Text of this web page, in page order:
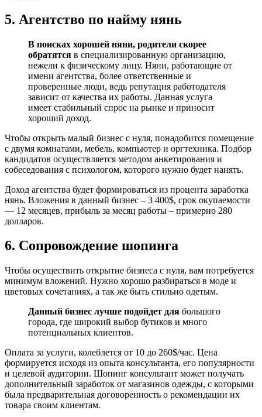
5. Агентство по найму нянь
В поисках хорошей няни, родители скорее
обратятся в специализированную организацию,
нежели к физическому лицу. Няни, работающие от
имени агентства, более ответственные и
проверенные люди, ведь репутация работодателя
зависит от качества их работы. Данная услуга
имеет стабильный спрос на рынке и приносит
хороший доход.
Чтобы открыть малый бизнес с нуля, понадобится помещение
с двумя комнатами, мебель, компьютер и оргтехника. Подбор
кандидатов осуществляется методом анкетирования и
собеседования с психологом, которого нужно будет нанять.
Доход агентства будет формироваться из процента заработка
нянь. Вложения в данный бизнес – 3 400$, срок окупаемости
— 12 месяцев, прибыль за месяц работы – примерно 280
долларов.
6. Сопровождение шопинга
Чтобы осуществить открытие бизнеса с нуля, вам потребуется
минимум вложений. Нужно хорошо разбираться в моде и
цветовых сочетаниях, а так же быть стильно одетым.
Данный бизнес лучше подойдет для большого
города, где широкий выбор бутиков и много
потенциальных клиентов.
Оплата за услуги, колеблется от 10 до 260$/час. Цена
формируется исходя из опыта консультанта, его популярности
и целевой аудитории. Шопинг консультант может получать
дополнительный заработок от магазинов одежды, с которыми
была предварительная договоренность о рекомендации их
товара своим клиентам.